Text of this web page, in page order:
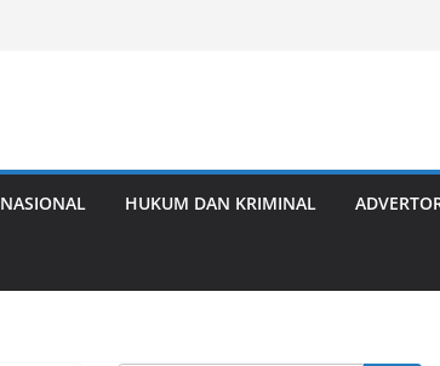
NASIONAL HUKUM DAN KRIMINAL